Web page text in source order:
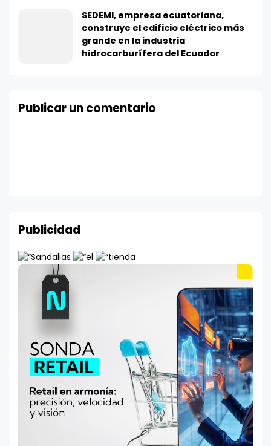
SEDEMI, empresa ecuatoriana,
construye el edificio eléctrico más
grande en la industria
hidrocarburífera del Ecuador
Publicar un comentario
Publicidad